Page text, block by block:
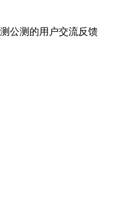
公测的用户交流反馈